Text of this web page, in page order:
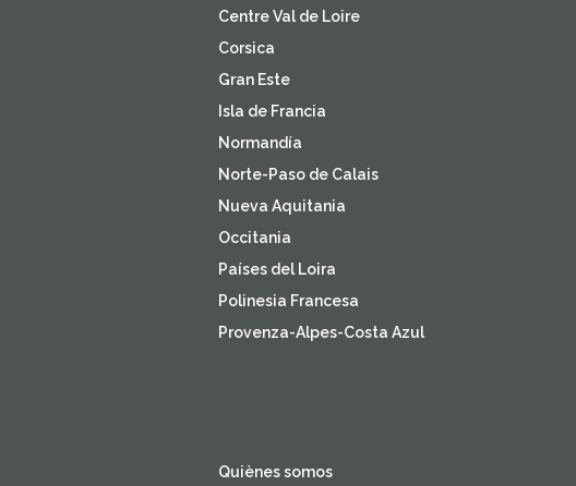
Centre Val de Loire
Corsica
Gran Este
Isla de Francia
Normandía
Norte-Paso de Calais
Nueva Aquitania
Occitania
Países del Loira
Polinesia Francesa
Provenza-Alpes-Costa Azul
Quiènes somos